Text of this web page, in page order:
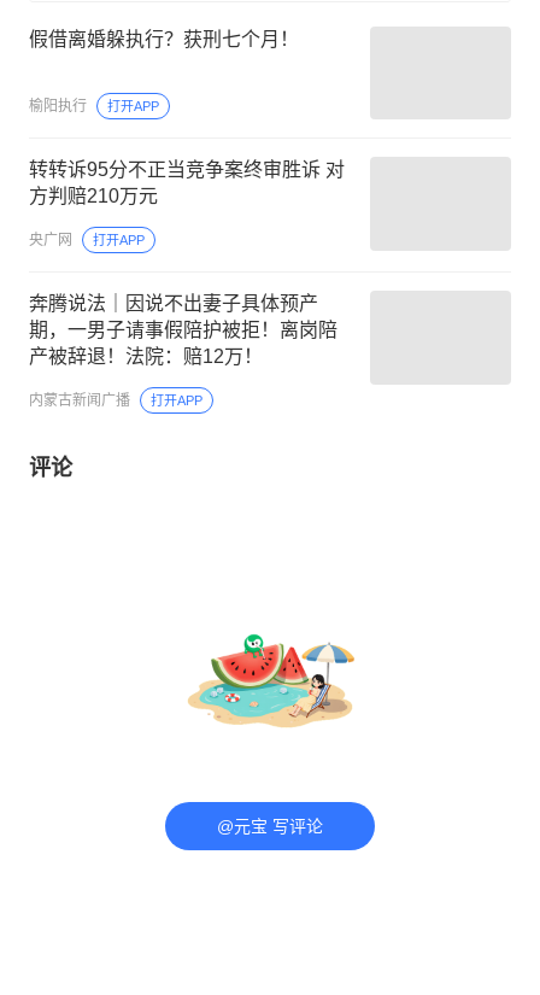
假借离婚躲执行？获刑七个月！
榆阳执行 打开APP
转转诉95分不正当竞争案终审胜诉 对
方判赔210万元
央广网 打开APP
奔腾说法｜因说不出妻子具体预产
期，一男子请事假陪护被拒！离岗陪
产被辞退！法院：赔12万！
内蒙古新闻广播 打开APP
评论
@元宝 写评论